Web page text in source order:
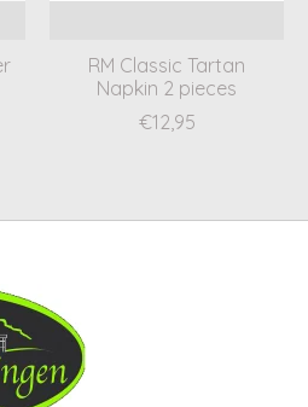
RM Classic Tartan
Napkin 2 pieces
€12,95